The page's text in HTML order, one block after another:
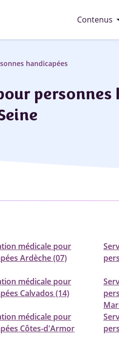
Contenus
handicapées
personnes
médicale pour
Ardèche (07)
médicale pour
Calvados (14)
médicale pour
Côtes-d'Armor